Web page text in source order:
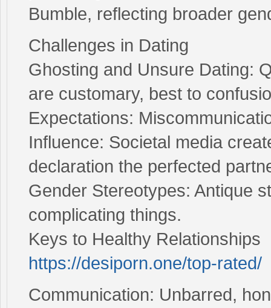
Bumble, reflecting broader
Challenges in Dating
Ghosting and Unsure Dating:
are customary, best to
Expectations:
Influence: Societal media
declaration the perfected
Gender Stereotypes: Antique
complicating things.
Keys to Healthy Relationships
https://desiporn.one/top-rated/
Communication: Unbarred,